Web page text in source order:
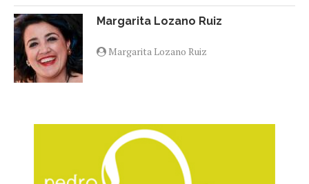
Margarita Lozano Ruiz
Margarita Lozano Ruiz